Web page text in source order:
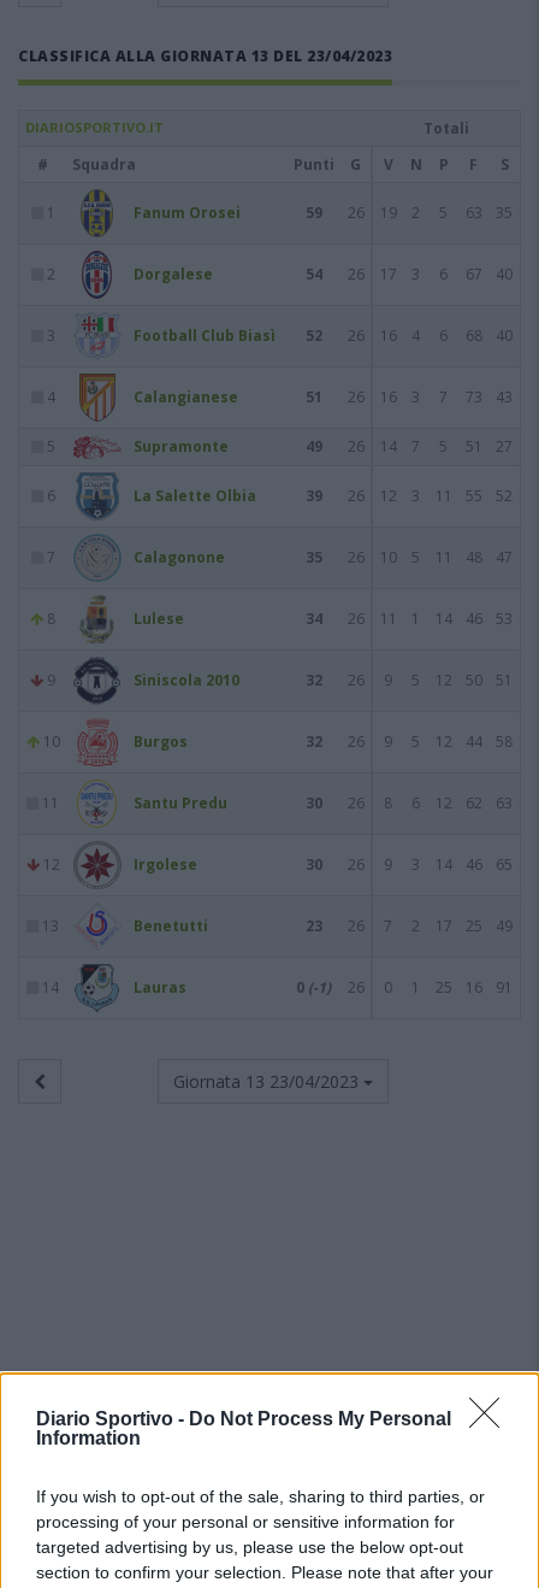
Diario Sportivo - Do Not Process My Personal
Information
If you wish to opt-out of the sale, sharing to third parties, or
processing of your personal or sensitive information for
targeted advertising by us, please use the below opt-out
section to confirm your selection. Please note that after your
CLASSIFICA ALLA GIORNATA 13 DEL 23/04/2023
DIARIOSPORTIVO.IT
Totali
#
Squadra Punti G V N P F S
1 Fanum Orosei 59 26 19 2 5 63 35
2 Dorgalese 54 26 17 3 6 67 40
3 Football Club Biasì 52 26 16 4 6 68 40
4 Calangianese 51 26 16 3 7 73 43
5 Supramonte 49 26 14 7 5 51 27
6 La Salette Olbia 39 26 12 3 11 55 52
7 Calagonone 35 26 10 5 11 48 47
8 Lulese 34 26 11 1 14 46 53
9 Siniscola 2010 32 26 9 5 12 50 51
10 Burgos 32 26 9 5 12 44 58
11 Santu Predu 30 26 8 6 12 62 63
12 Irgolese 30 26 9 3 14 46 65
13 Benetutti 23 26 7 2 17 25 49
14 Lauras 0 (-1) 26 0 1 25 16 91
Giornata 13 23/04/2023